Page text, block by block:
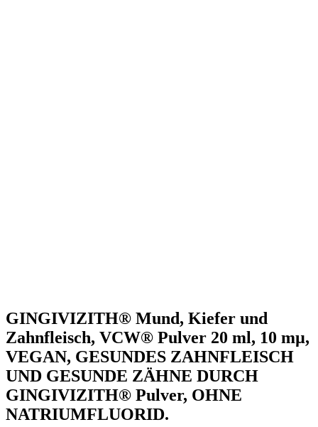
GINGIVIZITH® Mund, Kiefer und
Zahnfleisch, VCW® Pulver 20 ml, 10 mµ,
VEGAN, GESUNDES ZAHNFLEISCH
UND GESUNDE ZÄHNE DURCH
GINGIVIZITH® Pulver, OHNE
NATRIUMFLUORID.